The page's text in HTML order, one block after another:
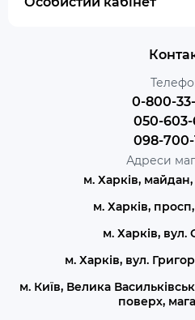
0-800-
050-
098-700-
Адреси
м. Харків, майдан,
м. Харків,
м. Харків, вул.
м. Харків, вул.
м. Київ, Велика
поверх,